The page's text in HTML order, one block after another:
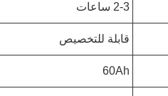
2-3 ساعات
قابلة للتخصيص
60Ah